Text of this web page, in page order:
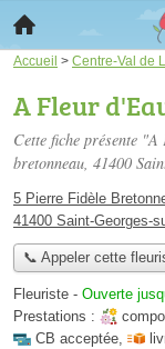
Accueil > Centre-Val de
A Fleur
Cette fiche présente
bretonneau, 41400
5 Pierre Fidèle
41400 Saint-Georges-
📞 Appeler cette
Fleuriste - Ouverte
Prestations :
CB acceptée,